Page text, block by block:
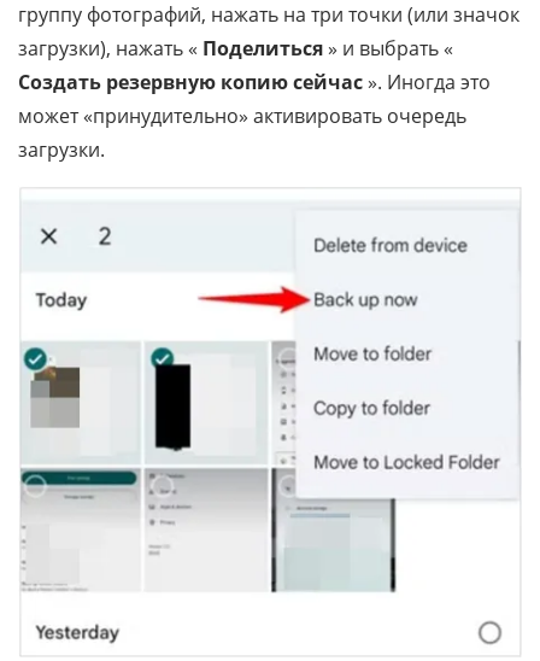
группу фотографий, нажать на три точки (или значок
загрузки), нажать « Поделиться» и выбрать «
Создать резервную копию сейчас». Иногда это
может «принудительно» активировать очередь
загрузки.